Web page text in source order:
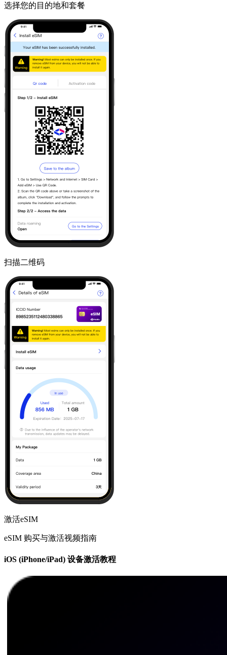
选择您的目的地和套餐
扫描二维码
激活eSIM
eSIM 购买与激活视频指南
iOS (iPhone/iPad) 设备激活教程